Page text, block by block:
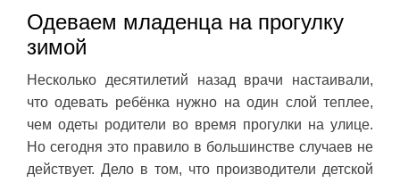
Одеваем младенца на прогулку
зимой
Несколько десятилетий назад врачи настаивали,
что одевать ребёнка нужно на один слой теплее,
чем одеты родители во время прогулки на улице.
Но сегодня это правило в большинстве случаев не
действует. Дело в том, что производители детской